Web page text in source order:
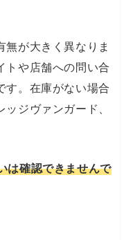
が大きく異なりま
トや店舗への問い合
す。在庫がない場合
ジヴァンガード、
は確認できませんで